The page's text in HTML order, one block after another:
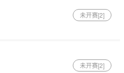
未开赛[2]
未开赛[2]